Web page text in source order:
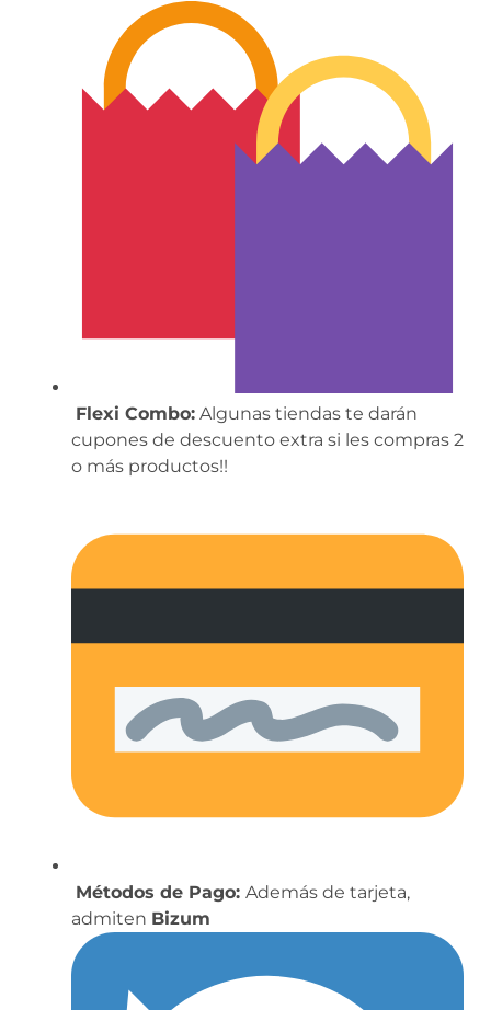
Flexi Combo: Algunas tiendas te darán
cupones de descuento extra si les compras 2
o más productos!!
Métodos de Pago: Además de tarjeta,
admiten Bizum